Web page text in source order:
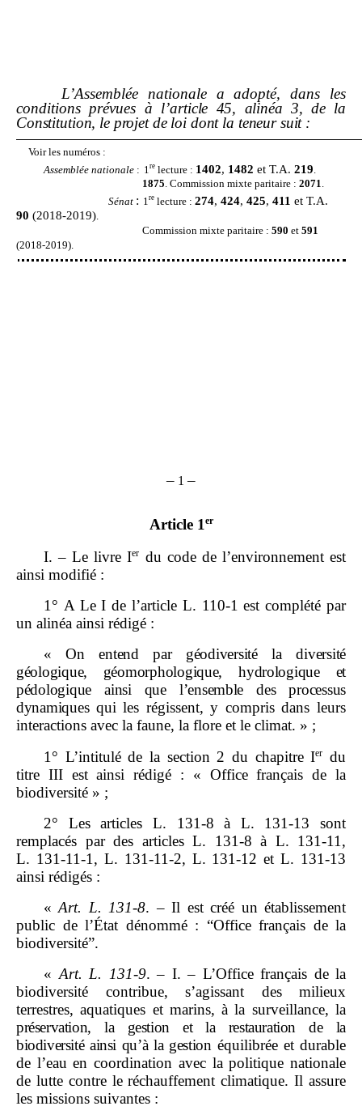
L’Assemblée nationale a adopté, dans les
conditions prévues à l’article 45, alinéa 3, de la
Constitution, le projet de loi dont la teneur suit :
Voir les numéros :
Assemblée nationale : 1 relecture : 1402, 1482 et T.A. 219
1875 . Commission mixte paritaire : 2071
Sénat : 1relecture : 274, 424, 425, 411 et T.A.
90 (2018‑2019).
Commission mixte paritaire : 590 et 591
(2018-2019).
– 1 –
Article 1er
I. – Le livre Ier du code de l’environnement est
ainsi modifié :
1° A Le I de l’article L. 110‑1 est complété par
un alinéa ainsi rédigé :
«
On entend par géodiversité la diversité
géologique, géomorphologique,
hydrologique et
pédologique ainsi que l’ensemble des processus
dynamiques qui les régissent, y compris dans leurs
interactions avec la faune, la flore et le climat. » ;
1° L’intitulé de la section 2 du chapitre Ier
du
titre III est ainsi rédigé : « Office français de la
biodiversité » ;
2° Les articles L. 131‑8 à L. 131‑13 sont
remplacés par des articles L. 131‑8 à L. 131‑11,
L. 131‑11‑1, L. 131‑11‑2, L. 131‑12 et L. 131‑13
ainsi rédigés :
«Art. L. 131‑8. – Il est créé un établissement
public de l’État dénommé : “Office français de la
biodiversitéˮ.
« Art. L. 131‑9. – I. – L’Office français de la
biodiversité contribue, s’agissant des milieux
terrestres, aquatiques et marins, à la surveillance, la
préservation, la gestion et la restauration de la
biodiversité ainsi qu’à la gestion équilibrée et durable
de l’eau en coordination avec la politique nationale
de lutte contre le réchauffement climatique. Il assure
les missions suivantes :